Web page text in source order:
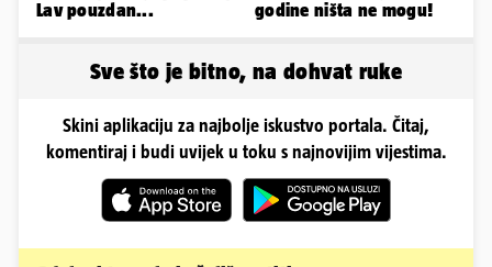
Lav pouzdan...
godine ništa ne mogu!
Sve što je bitno, na dohvat ruke
Skini aplikaciju za najbolje iskustvo portala. Čitaj,
komentiraj i budi uvijek u toku s najnovijim vijestima.